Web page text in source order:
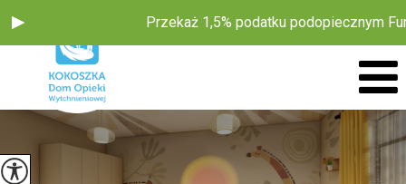
Przekaż 1,5% podatku podopiecznym